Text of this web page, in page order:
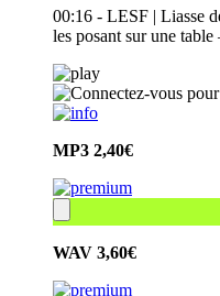
00:16 - LESF | Liasse
les posant sur une table
MP3 2,40€
WAV 3,60€